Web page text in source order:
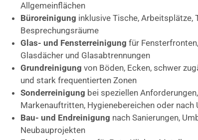
Allgemeinflächen
Büroreinigung inklusive Tische, Arbeitsplätze,
Besprechungsräume
Glas- und Fensterreinigung für
Glasdächer und Glasabtrennungen
Grundreinigung von Böden, Ecken, schwer
und stark frequentierten Zonen
Sonderreinigung bei speziellen
Markenauftritten, Hygienebereichen oder nach
Bau- und Endreinigung nach Sanierungen,
Neubauprojekten